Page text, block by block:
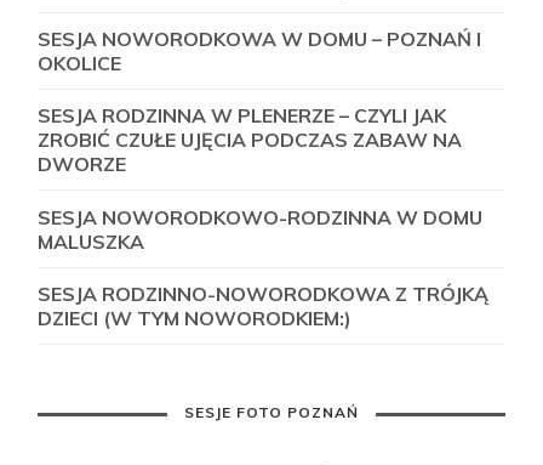
SESJA NOWORODKOWA W DOMU – POZNAŃ I
OKOLICE
SESJA RODZINNA W PLENERZE – CZYLI JAK
ZROBIĆ CZUŁE UJĘCIA PODCZAS ZABAW NA
DWORZE
SESJA NOWORODKOWO-RODZINNA W DOMU
MALUSZKA
SESJA RODZINNO-NOWORODKOWA Z TRÓJKĄ
DZIECI (W TYM NOWORODKIEM:)
SESJE FOTO POZNAŃ